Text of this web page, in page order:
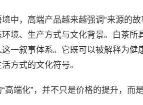
中，高端产品越来越强调“来源的
境、生产方式与文化背景。白茶所
一叙事体系。它既可以被解释为
方式的文化符号。
高端化”，并不只是价格的提升，而